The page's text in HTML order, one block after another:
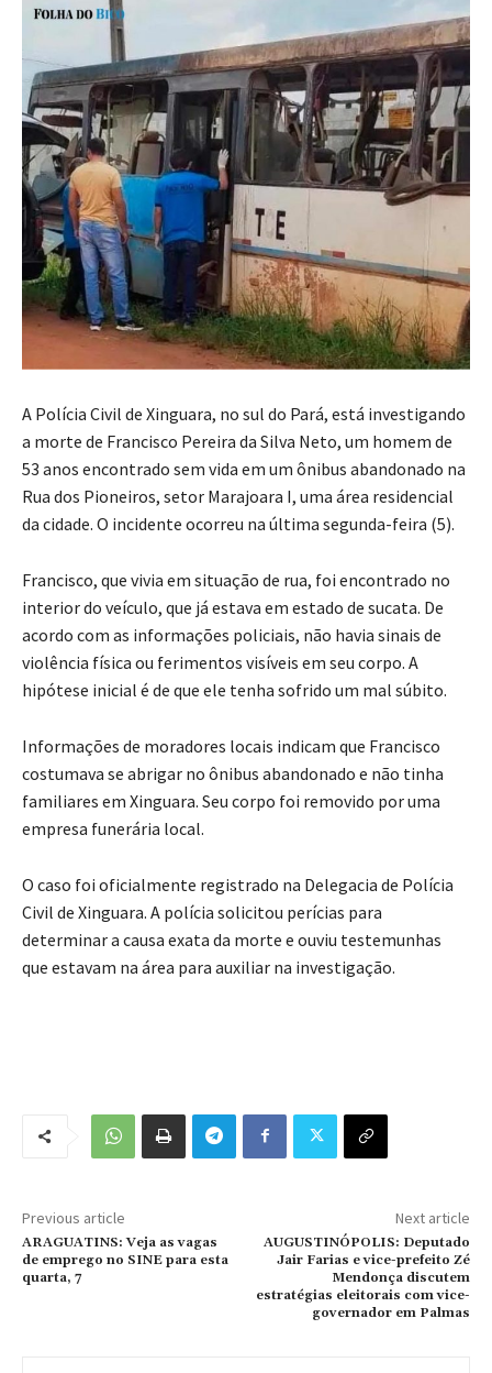
A Polícia Civil de Xinguara, no sul do Pará, está investigando
a morte de Francisco Pereira da Silva Neto, um homem de
53 anos encontrado sem vida em um ônibus abandonado na
Rua dos Pioneiros, setor Marajoara I, uma área residencial
da cidade. O incidente ocorreu na última segunda-feira (5).
Francisco, que vivia em situação de rua, foi encontrado no
interior do veículo, que já estava em estado de sucata. De
acordo com as informações policiais, não havia sinais de
violência física ou ferimentos visíveis em seu corpo. A
hipótese inicial é de que ele tenha sofrido um mal súbito.
Informações de moradores locais indicam que Francisco
costumava se abrigar no ônibus abandonado e não tinha
familiares em Xinguara. Seu corpo foi removido por uma
empresa funerária local.
O caso foi oficialmente registrado na Delegacia de Polícia
Civil de Xinguara. A polícia solicitou perícias para
determinar a causa exata da morte e ouviu testemunhas
que estavam na área para auxiliar na investigação.
Previous article
ARAGUATINS: Veja as vagas
de emprego no SINE para esta
quarta, 7
Next article
AUGUSTINÓPOLIS: Deputado
Jair Farias e vice-prefeito Zé
Mendonça discutem
estratégias eleitorais com vice-
governador em Palmas